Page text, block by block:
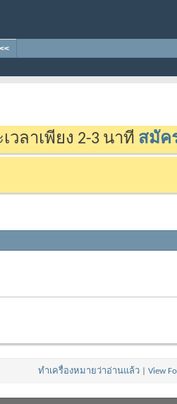
วลาเพียง 2-3 นาที สมัค
ทำเครื่องหมายว่าอ่านแล้ว View